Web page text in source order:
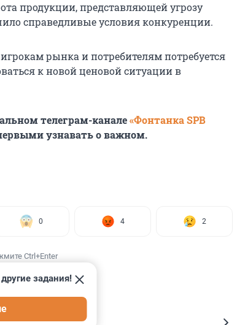
продукции, представляющей угрозу
справедливые условия конкуренции.
рынка и потребителям потребуется
к новой ценовой ситуации в
телеграм-канале«Фонтанка SPB
узнавать о важном.
0 4 2
Ctrl+Enter
задания!